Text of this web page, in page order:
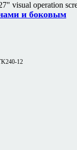
и боковым
12
visual operation